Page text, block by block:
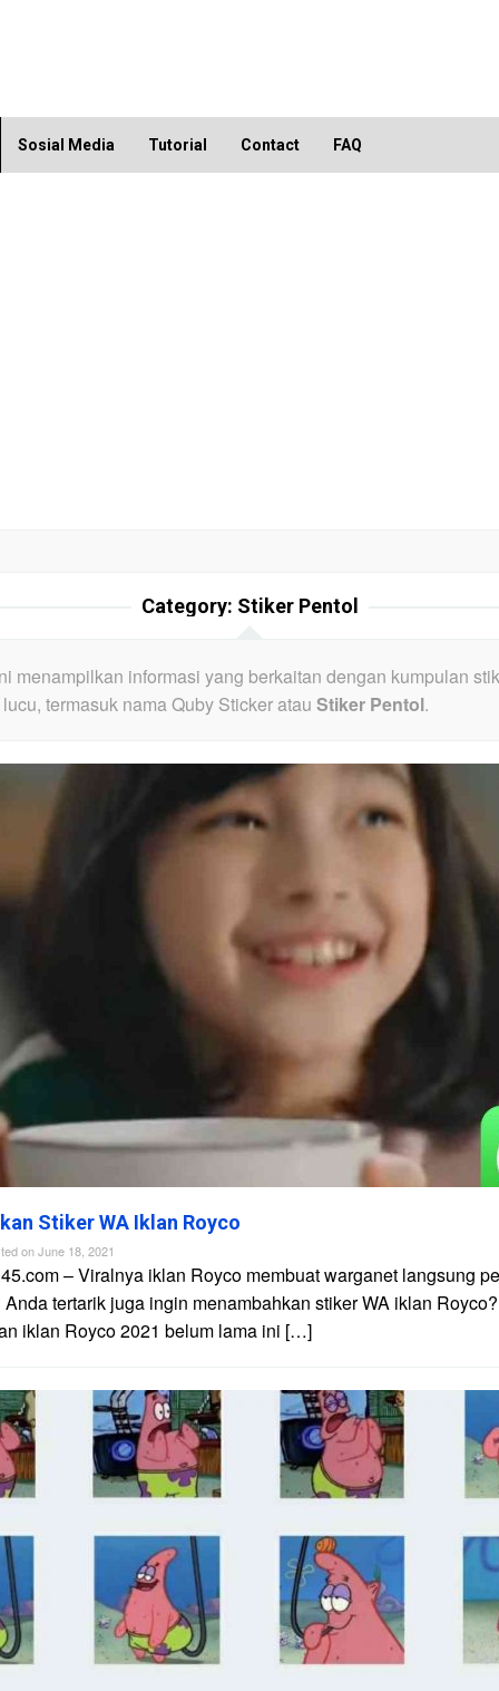
Sosial Media Tutorial Contact FAQ
Category: Stiker Pentol
menampilkan informasi yang berkaitan dengan kumpulan
termasuk nama Quby Sticker atau Stiker Pentol.
Stiker WA Iklan Royco
onJune 18, 2021
– Viralnya iklan Royco membuat warganet langsung
tertarik juga ingin menambahkan stiker WA iklan
iklan Royco 2021 belum lama ini […]